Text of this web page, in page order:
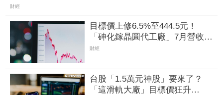
財經
目標價上修6.5%至444.5元！
「砷化鎵晶圓代工廠」7月營收創
4年半新高 1.6T光通訊開始貢獻
財經
台股「1.5萬元神股」要來了？
「這滑軌大廠」目標價狂升